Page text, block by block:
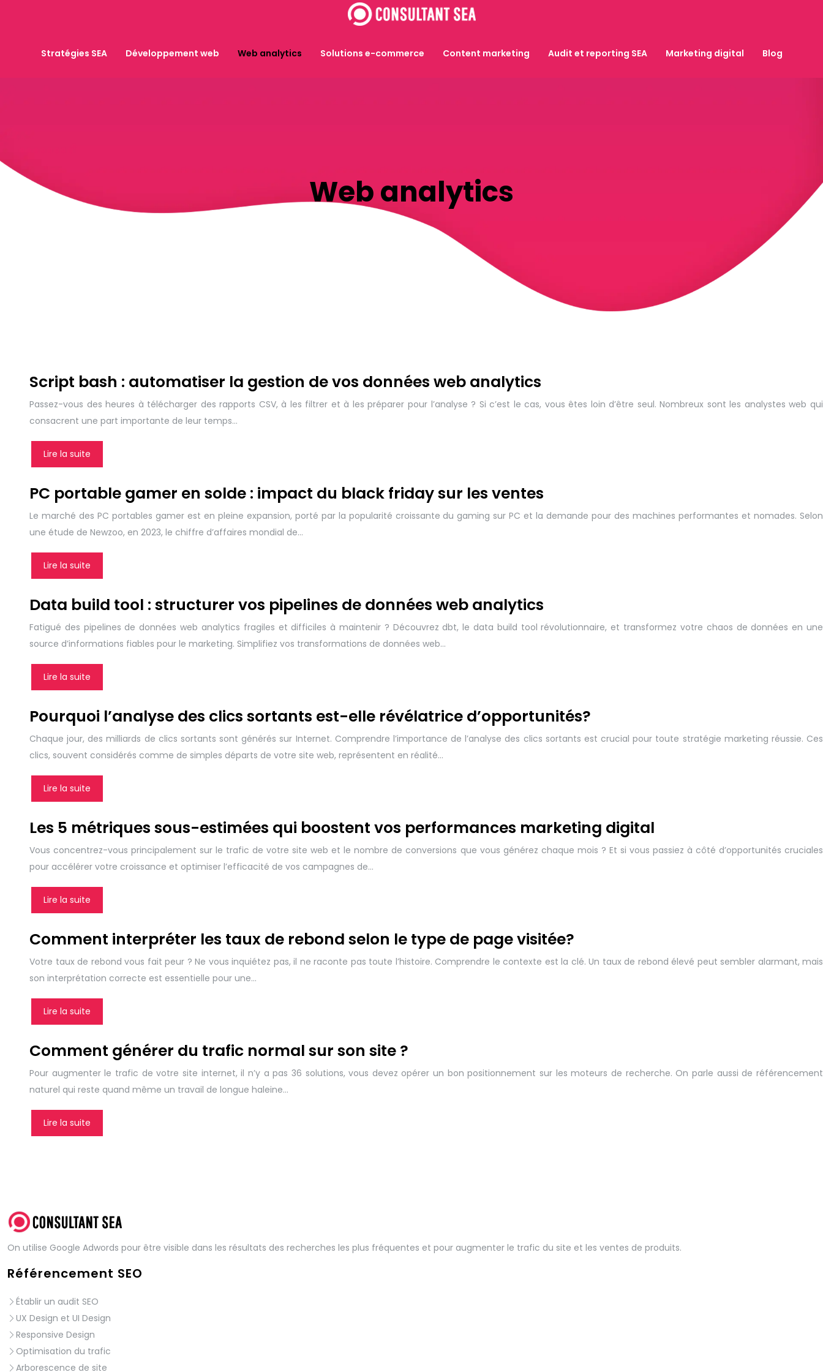
Stratégies SEA Développement web Web analytics Solutions e-commerce Content marketing Audit et reporting SEA Marketing digital Blog
Web analytics
Script bash : automatiser la gestion de vos données web analytics
Passez-vous des heures à télécharger des rapports CSV, à les filtrer et à les préparer pour l’analyse ? Si c’est le cas, vous êtes loin d’être seul. Nombreux sont les analystes web qui
consacrent une part importante de leur temps…
Lire la suite
PC portable gamer en solde : impact du black friday sur les ventes
Le marché des PC portables gamer est en pleine expansion, porté par la popularité croissante du gaming sur PC et la demande pour des machines performantes et nomades. Selon
une étude de Newzoo, en 2023, le chiffre d’affaires mondial de…
Lire la suite
Data build tool : structurer vos pipelines de données web analytics
Fatigué des pipelines de données web analytics fragiles et difficiles à maintenir ? Découvrez dbt, le data build tool révolutionnaire, et transformez votre chaos de données en une
source d’informations fiables pour le marketing. Simplifiez vos transformations de données web…
Lire la suite
Pourquoi l’analyse des clics sortants est-elle révélatrice d’opportunités?
Chaque jour, des milliards de clics sortants sont générés sur Internet. Comprendre l’importance de l’analyse des clics sortants est crucial pour toute stratégie marketing réussie. Ces
clics, souvent considérés comme de simples départs de votre site web, représentent en réalité…
Lire la suite
Les 5 métriques sous-estimées qui boostent vos performances marketing digital
Vous concentrez-vous principalement sur le trafic de votre site web et le nombre de conversions que vous générez chaque mois ? Et si vous passiez à côté d’opportunités cruciales
pour accélérer votre croissance et optimiser l’efficacité de vos campagnes de…
Lire la suite
Comment interpréter les taux de rebond selon le type de page visitée?
Votre taux de rebond vous fait peur ? Ne vous inquiétez pas, il ne raconte pas toute l’histoire. Comprendre le contexte est la clé. Un taux de rebond élevé peut sembler alarmant, mais
son interprétation correcte est essentielle pour une…
Lire la suite
Comment générer du trafic normal sur son site ?
Pour augmenter le trafic de votre site internet, il n’y a pas 36 solutions, vous devez opérer un bon positionnement sur les moteurs de recherche. On parle aussi de référencement
naturel qui reste quand même un travail de longue haleine…
Lire la suite
On utilise Google Adwords pour être visible dans les résultats des recherches les plus fréquentes et pour augmenter le trafic du site et les ventes de produits.
Référencement SEO
Établir un audit SEO
UX Design et UI Design
Responsive Design
Optimisation du trafic
Arborescence de site